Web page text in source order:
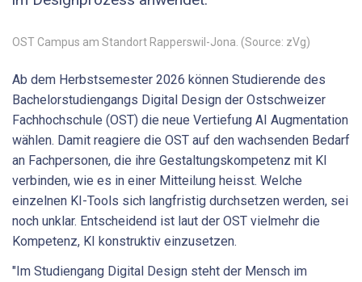
OST Campus am Standort Rapperswil-Jona. (Source: zVg)
Ab dem Herbstsemester 2026 können Studierende des
Bachelorstudiengangs Digital Design der Ostschweizer
Fachhochschule (OST) die neue Vertiefung AI Augmentation
wählen. Damit reagiere die OST auf den wachsenden Bedarf
an Fachpersonen, die ihre Gestaltungskompetenz mit KI
verbinden, wie es in einer Mitteilung heisst. Welche
einzelnen KI-Tools sich langfristig durchsetzen werden, sei
noch unklar. Entscheidend ist laut der OST vielmehr die
Kompetenz, KI konstruktiv einzusetzen.
"Im Studiengang Digital Design steht der Mensch im